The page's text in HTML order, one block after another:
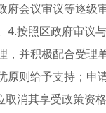
府会议审议等逐
4.按照区政府审议
，并积极配合受
原则给予支持；
消其享受政策资